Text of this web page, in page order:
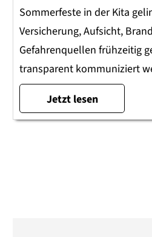
Sommerfeste in der Kita
Versicherung, Aufsicht,
Gefahrenquellen frühzeitig
transparent kommuniziert
Jetzt lesen